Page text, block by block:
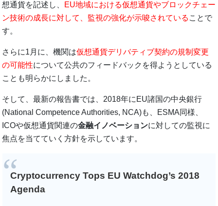
想通貨を記述し、 EU地域における仮想通貨やブロックチェー
ン技術の成長に対して、監視の強化が示唆されている ことで
す。
さらに1月に、機関は仮想通貨デリバティブ契約の規制変更
の可能性について公共のフィードバックを得ようとしている
ことも明らかにしました。
そして、最新の報告書では、2018年にEU諸国の中央銀行
(National Competence Authorities, NCA)も、ESMA同様、
ICOや仮想通貨関連の金融イノベーションに対しての監視に
焦点を当てていく方針を示しています。
Cryptocurrency Tops EU Watchdog’s 2018
Agenda